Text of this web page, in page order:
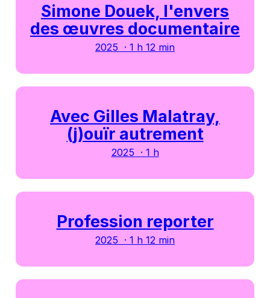
Simone Douek, l'envers
des œuvres documentaire
2025 · 1 h 12 min
Avec Gilles Malatray,
(j)ouïr autrement
2025 · 1 h
Profession reporter
2025 · 1 h 12 min